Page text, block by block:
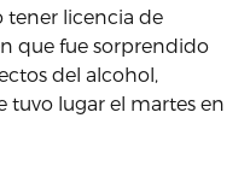
tener licencia de
que fue sorprendido
del alcohol,
lugar el martes en